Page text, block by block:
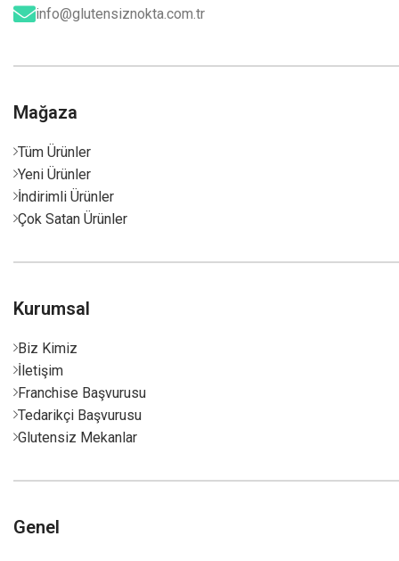
info@glutensiznokta.com.tr
Mağaza
Tüm Ürünler
Yeni Ürünler
İndirimli Ürünler
Çok Satan Ürünler
Kurumsal
Biz Kimiz
İletişim
Franchise Başvurusu
Tedarikçi Başvurusu
Glutensiz Mekanlar
Genel